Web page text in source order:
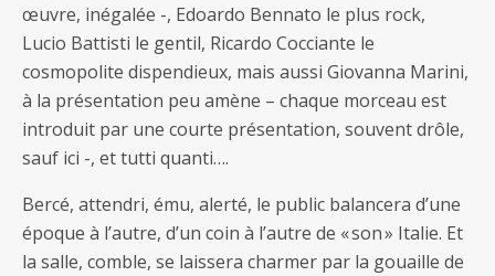
œuvre, inégalée -, Edoardo Bennato le plus rock,
Lucio Battisti le gentil, Ricardo Cocciante le
cosmopolite dispendieux, mais aussi Giovanna Marini,
à la présentation peu amène – chaque morceau est
introduit par une courte présentation, souvent drôle,
sauf ici -, et tutti quanti….
Bercé, attendri, ému, alerté, le public balancera d’une
époque à l’autre, d’un coin à l’autre de « son » Italie. Et
la salle, comble, se laissera charmer par la gouaille de